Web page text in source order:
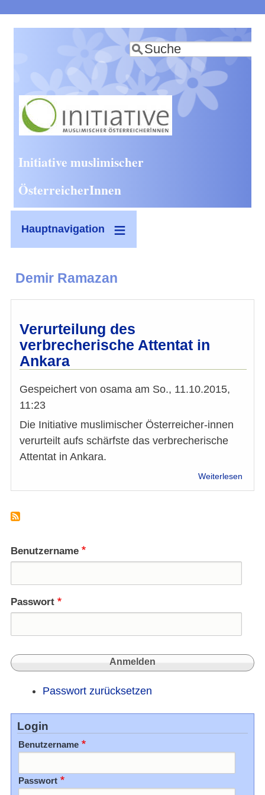
zum
Inhalt
Suche
Initiative muslimischer
ÖsterreicherInnen
Hauptnavigation
Demir Ramazan
Verurteilung des
verbrecherische Attentat in
Ankara
Gespeichert von osama am So., 11.10.2015,
11:23
Die Initiative muslimischer Österreicher-innen
verurteilt aufs schärfste das verbrecherische
Attentat in Ankara.
Weiterlesen
Benutzername
Passwort
Passwort zurücksetzen
Login
Benutzername
Passwort